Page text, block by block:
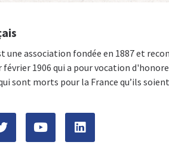
une association fondée en 1887 et
1906 qui a pour vocation
sont morts pour la France qu’ils soient